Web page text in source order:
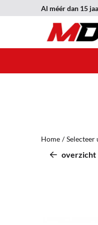
Cookievoorkeuren zijn
Al méér dan 15
Home /
overzicht